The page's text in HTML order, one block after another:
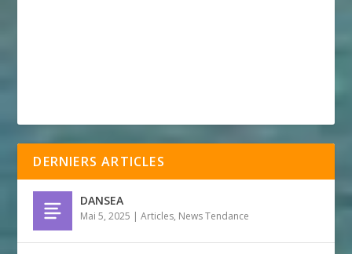
DERNIERS ARTICLES
DANSEA
Mai 5, 2025 |Articles, News Tendance